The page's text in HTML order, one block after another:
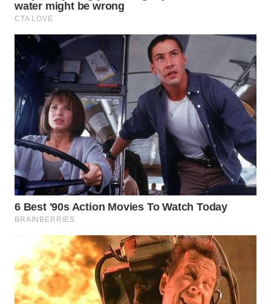
WN
BEKASI
WN
BOGOR
WN
DEPOK
WN
TAPANULI
UTARA
WN
SAMOSIR
WN
PADANG
LAWAS